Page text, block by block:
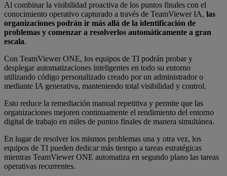
Al combinar la visibilidad proactiva de los puntos finales con el
conocimiento operativo capturado a través de TeamViewer IA, las
organizaciones podrán ir más allá de la identificación de
problemas y comenzar a resolverlos automáticamente a gran
escala.
Con TeamViewer ONE, los equipos de TI podrán probar y
desplegar automatizaciones inteligentes en todo su entorno
utilizando código personalizado creado por un administrador o
mediante IA generativa, manteniendo total visibilidad y control.
Esto reduce la remediación manual repetitiva y permite que las
organizaciones mejoren continuamente el rendimiento del entorno
digital de trabajo en miles de puntos finales de manera simultánea.
En lugar de resolver los mismos problemas una y otra vez, los
equipos de TI pueden dedicar más tiempo a tareas estratégicas
mientras TeamViewer ONE automatiza en segundo plano las tareas
operativas recurrentes.